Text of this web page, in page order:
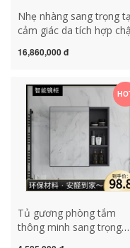
Nhẹ nhàng sang trọng
cảm giác da tích hợp
kết hợp phong cách kem
trữ thông minh chậu rửa
mặt tủ gương lavabo tủ
kính phòng tắm
16,860,000 đ
Tủ gương phòng tắm
thông minh sang trọng